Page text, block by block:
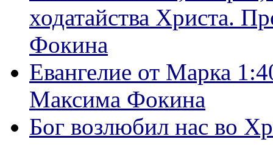
ходатайства Христа.
Фокина
Евангелие от Марка
Максима Фокина
Бог возлюбил нас во